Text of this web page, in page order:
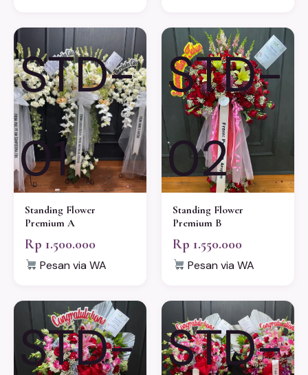
STD-
01
Standing Flower
Premium A
Rp 1.500.000
Pesan via WA
STD-
02
Standing Flower
Premium B
Rp 1.550.000
Pesan via WA
STD- STD-